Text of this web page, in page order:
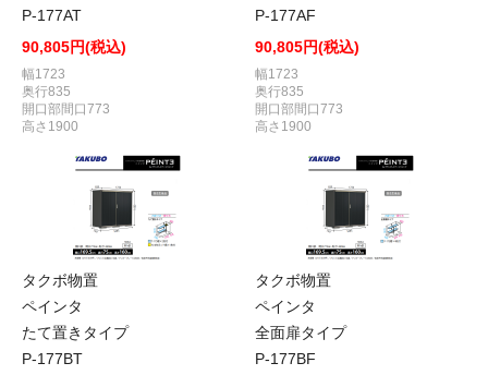
P-177AT
90,805円(税込)
幅1723
奥行835
開口部間口773
高さ1900
P-177AF
90,805円(税込)
幅1723
奥行835
開口部間口773
高さ1900
タクボ物置
ペインタ
たて置きタイプ
P-177BT
タクボ物置
ペインタ
全面扉タイプ
P-177BF